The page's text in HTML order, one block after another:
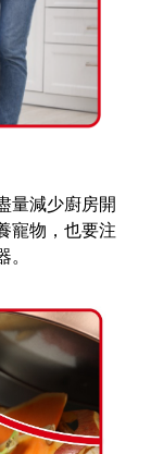
量減少廚房開
寵物，也要注